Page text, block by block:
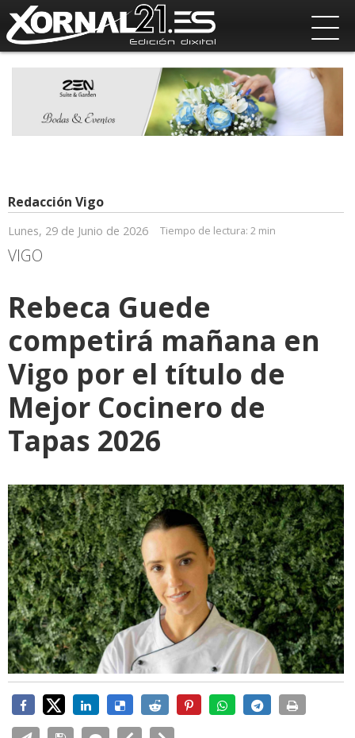
Redacción Vigo
Lunes, 29 de Junio de 2026 Tiempo de lectura: 2 min
VIGO
Rebeca Guede
competirá mañana en
Vigo por el título de
Mejor Cocinero de
Tapas 2026